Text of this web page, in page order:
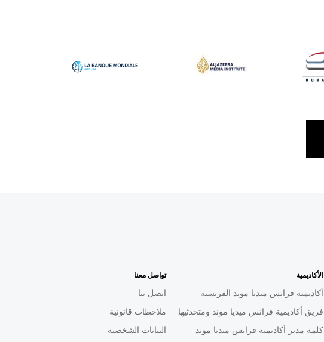
الأكاديمية
أكاديمية فرانس ميديا موند الفرنسية
فريق أكاديمية فرانس ميديا موند ومتحدثيها
كلمة مدير أكاديمية فرانس ميديا موند
تواصل معنا
اتصل بنا
ملاحظات قانونية
البيانات الشخصية